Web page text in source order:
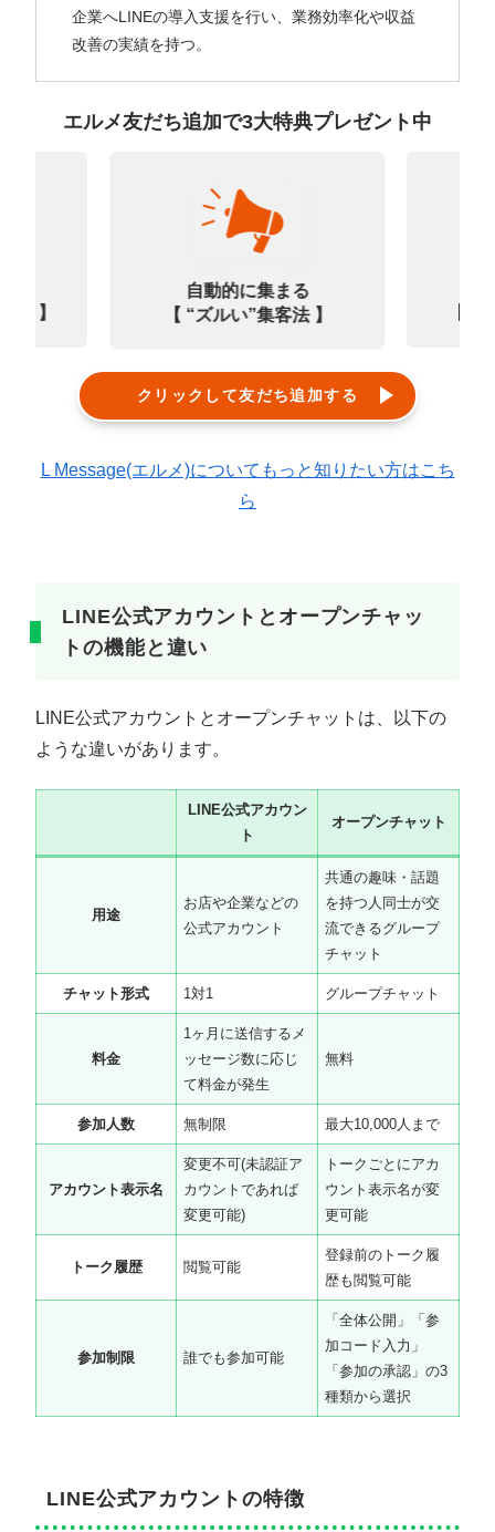
企業へLINEの導入支援を行い、業務効率化や収益
改善の実績を持つ。
エルメ友だち追加で3大特典プレゼント中
選 】
自動的に集まる
【 “ズルい”集客法 】
クリックして友だち追加する
L Message(エルメ)についてもっと知りたい方はこち
ら
LINE公式アカウントとオープンチャッ
トの機能と違い
LINE公式アカウントとオープンチャットは、以下の
ような違いがあります。
LINE公式アカウン
ト
オープンチャット
用途
お店や企業などの
公式アカウント
共通の趣味・話題
を持つ人同士が交
流できるグループ
チャット
チャット形式 1対1 グループチャット
料金
1ヶ月に送信するメ
ッセージ数に応じ
て料金が発生
無料
参加人数 無制限 最大10,000人まで
アカウント表示名
変更不可(未認証ア
カウントであれば
変更可能)
トークごとにアカ
ウント表示名が変
更可能
トーク履歴 閲覧可能
登録前のトーク履
歴も閲覧可能
参加制限 誰でも参加可能
「全体公開」「参
加コード入力」
「参加の承認」の3
種類から選択
LINE公式アカウントの特徴